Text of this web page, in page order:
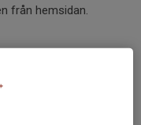
från hemsidan.